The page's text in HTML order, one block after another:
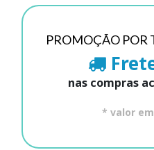
PROMOÇÃO
nas compras
* valor